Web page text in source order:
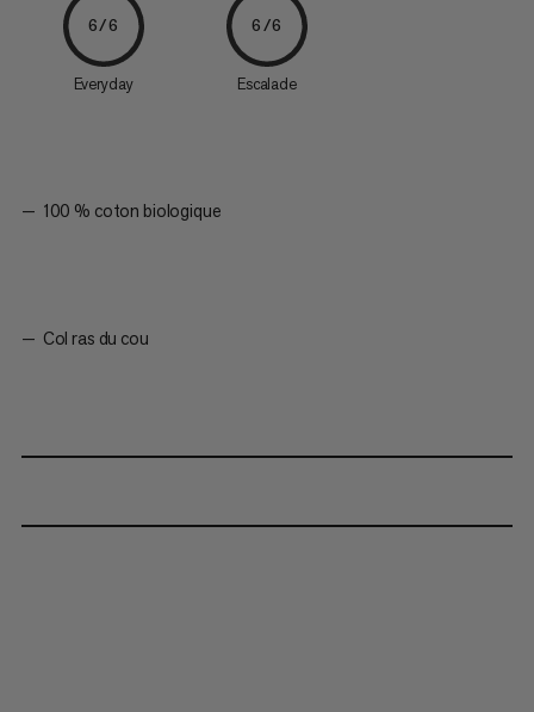
6/6
Everyday
6/6
Escalade
100 % coton biologique
Col ras du cou